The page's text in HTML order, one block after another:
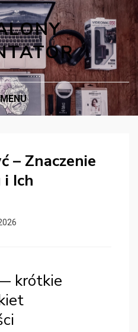
MENU
– Znaczenie
Ich
krótkie